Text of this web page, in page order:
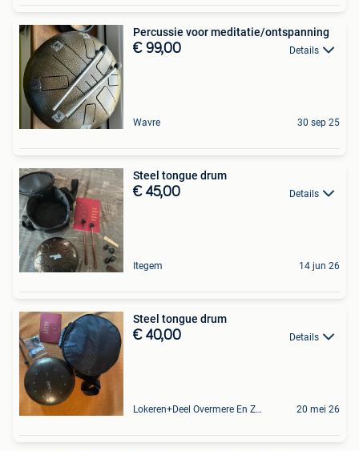
Percussie voor meditatie/ontspanning
€ 99,00 Details
Wavre 30 sep 25
Steel tongue drum
€ 45,00 Details
Itegem 14 jun 26
Steel tongue drum
€ 40,00 Details
Lokeren+Deel Overmere En Zele 20 mei 26